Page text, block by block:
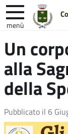
menù
nel
sito
Un
alla
della
Pubblicato il 6